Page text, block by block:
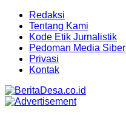
Redaksi
Tentang Kami
Kode Etik Jurnalistik
Pedoman Media Siber
Privasi
Kontak